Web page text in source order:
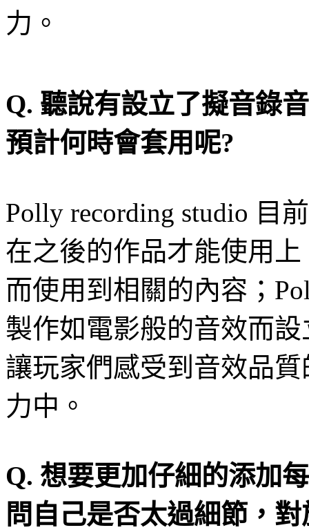
力。
Q. 聽說有設立了擬音錄
預計何時會套用呢?
Polly recording studio 目
在之後的作品才能使用
而使用到相關的內容； P
製作如電影般的音效而
讓玩家們感受到音效品
力中。
Q. 想要更加仔細的添加
問自己是否太過細節，